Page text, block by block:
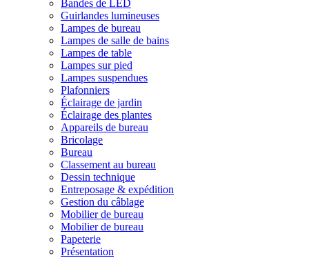
Bandes de LED
Guirlandes lumineuses
Lampes de bureau
Lampes de salle de bains
Lampes de table
Lampes sur pied
Lampes suspendues
Plafonniers
Éclairage de jardin
Éclairage des plantes
Appareils de bureau
Bricolage
Bureau
Classement au bureau
Dessin technique
Entreposage & expédition
Gestion du câblage
Mobilier de bureau
Mobilier de bureau
Papeterie
Présentation